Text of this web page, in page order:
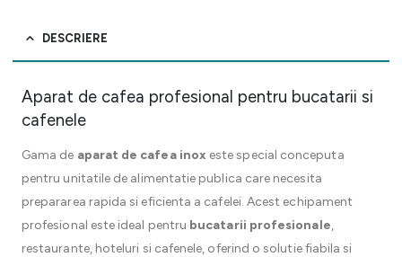
DESCRIERE
Aparat de cafea profesional pentru bucatarii si
cafenele
Gama de aparat de cafea inox este special conceputa
pentru unitatile de alimentatie publica care necesita
prepararea rapida si eficienta a cafelei. Acest echipament
profesional este ideal pentru bucatarii profesionale,
restaurante, hoteluri si cafenele, oferind o solutie fiabila si